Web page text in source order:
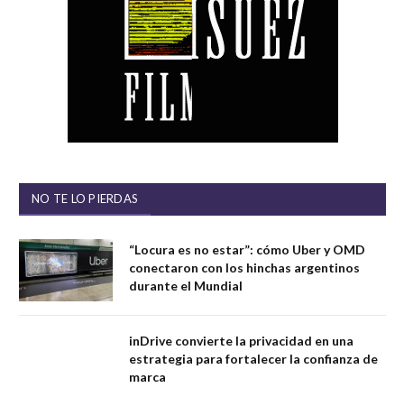
NO TE LO PIERDAS
“Locura es no estar”: cómo Uber y OMD
conectaron con los hinchas argentinos
durante el Mundial
inDrive convierte la privacidad en una
estrategia para fortalecer la confianza de
marca